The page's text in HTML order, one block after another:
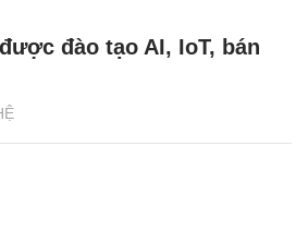
đào tạo AI, IoT, bán